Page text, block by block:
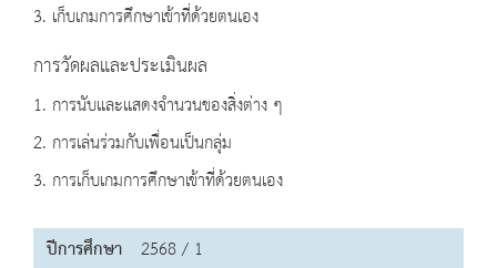
3. เก็บเกมการศึกษาเข้าที่ด้วยตนเอง
การวัดผลและประเมินผล
1. การนับและแสดงจำนวนของสิ่งต่าง ๆ
2. การเล่นร่วมกับเพื่อนเป็นกลุ่ม
3. การเก็บเกมการศึกษาเข้าที่ด้วยตนเอง
ปีการศึกษา 2568 / 1